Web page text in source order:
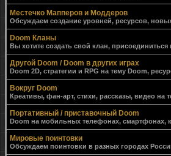
Местечко Мапперов и Моддеров
Обсуждаем создание уровней, ресурсов,
Doom Кланы
Вы хотите создать свой клан,
Другой Doom / Doom в других играх
Doom 2D, стратегии и RPG на тему Doom,
Вокруг Doom
Креативы, фан-арт, стихи, рассказы, видео на
Портативный / приставочный Doom
Doom на мобильных телефонах, смартфонах,
Мировые поинтовки
Обсуждаем поинтовки в разных городах